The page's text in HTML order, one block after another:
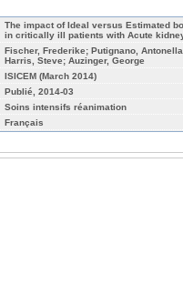
The impact of Ideal versus Estimated
in critically ill patients with Acute
Fischer, Frederike; Putignano,
Harris, Steve; Auzinger, George
ISICEM (March 2014)
Publié, 2014-03
Soins intensifs réanimation
Français